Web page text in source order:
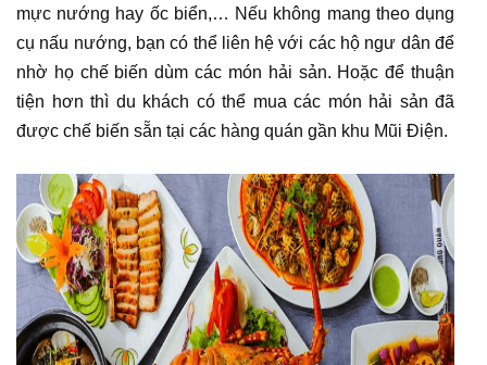
mực nướng hay ốc biển,… Nếu không mang theo dụng
cụ nấu nướng, bạn có thể liên hệ với các hộ ngư dân để
nhờ họ chế biến dùm các món hải sản. Hoặc để thuận
tiện hơn thì du khách có thể mua các món hải sản đã
được chế biến sẵn tại các hàng quán gần khu Mũi Điện.